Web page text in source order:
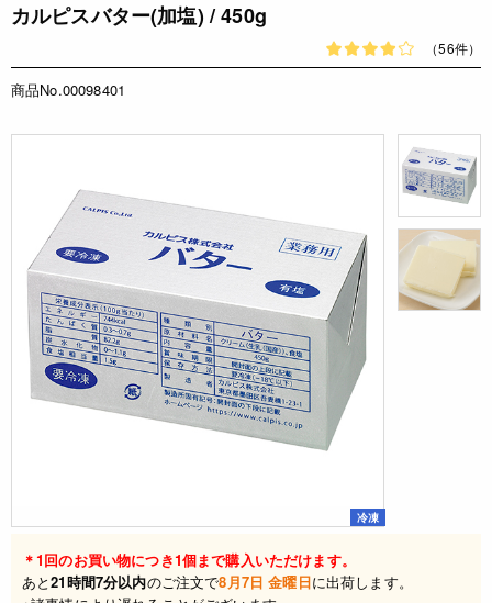
カルピスバター(加塩) / 450g
（56件）
商品No.00098401
冷凍
＊1回のお買い物につき1個まで購入いただけます。
あと21時間7分以内のご注文で8月7日 金曜日に出荷します。